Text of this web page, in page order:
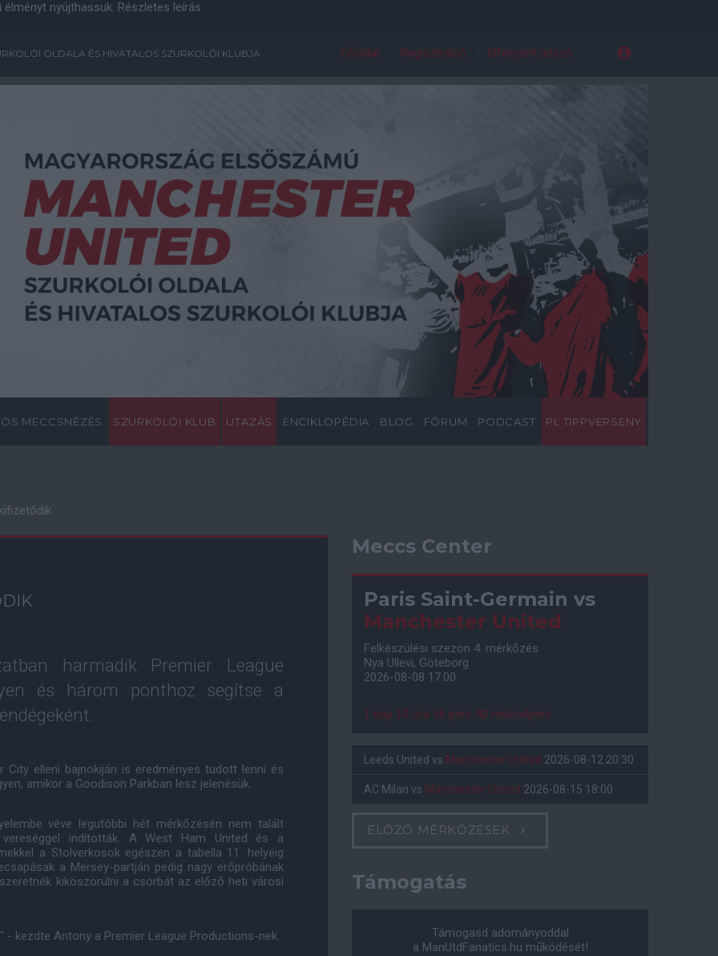
nyújthassuk. Részletes leírás
OLDALA ÉS HIVATALOS SZURKOLÓI KLUBJA Főoldal Regisztráció Elfelejtett jelszó
MECCSNÉZÉS SZURKOLÓI KLUB UTAZÁS ENCIKLOPÉDIA BLOG FÓRUM PODCAST PL TIPPVERSENY
harmadik Premier League
és három ponthoz segítse a
elleni bajnokiján is eredményes tudott lenni és
amikor a Goodison Parkban lesz jelenésük.
véve legutóbbi hét mérkőzésén nem talált
indították. A West Ham United és a
a Stolverkosok egészen a tabella 11. helyéig
a Mersey-partján pedig nagy erőpróbának
kiköszörülni a csorbát az előző heti városi
- kezdte Antony a Premier League Productions-nek.
Meccs Center
Paris Saint-Germain vs
Manchester United
Felkészülési szezon 4. mérkőzés
Nya Ullevi, Göteborg
2026-08-08 17:00
1 nap 10 óra 56 perc 39 másodperc
Leeds United vs Manchester United 2026-08-12 20:30
AC Milan vs Manchester United 2026-08-15 18:00
ELŐZŐ MÉRKŐZÉSEK
Támogatás
Támogasd adományoddal
a ManUtdFanatics.hu működését!